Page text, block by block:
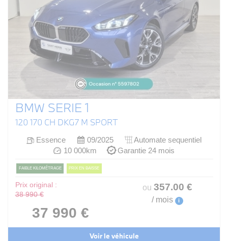
BMW SERIE 1
120 170 CH DKG7 M SPORT
Essence 09/2025
Automate sequentiel
10 000km
Garantie 24 mois
FAIBLE KILOMÉTRAGE PRIX EN BAISSE
Prix original :
38 990 €
37 990 €
ou 357.00 €
/ mois i
Voir le véhicule